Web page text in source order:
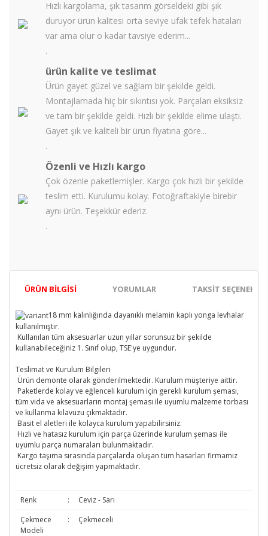
Hızlı kargolama, şık tasarım görseldeki gibi şık
duruyor ürün kalitesi orta seviye ufak tefek hataları
var ama olur o kadar tavsiye ederim...
.
ürün kalite ve teslimat
Ürün gayet güzel ve sağlam bir şekilde geldi.
Montajlamada hiç bir sıkıntısı yok. Parçaları eksiksiz
ve tam bir şekilde geldi. Hızlı bir şekilde elime ulaştı.
Gayet şık ve kaliteli bir ürün fiyatına göre...
.
Özenli ve Hızlı kargo
Çok özenle paketlemişler. Kargo çok hızlı bir şekilde
teslim etti. Kurulumu kolay. Fotoğraftakiyle birebir
aynı ürün. Teşekkür ederiz.
.
ÜRÜN BILGISI YORUMLAR TAKSIT
18 mm kalınlığında dayanıklı melamin kaplı yonga levhalar
kullanılmıştır.
Kullanılan tüm aksesuarlar uzun yıllar sorunsuz bir şekilde
kullanabileceğiniz 1. Sınıf olup, TSE'ye uygundur.
Teslimat ve Kurulum Bilgileri
Ürün demonte olarak gönderilmektedir. Kurulum müşteriye aittir.
Paketlerde kolay ve eğlenceli kurulum için gerekli kurulum şeması,
tüm vida ve aksesuarların montaj şeması ile uyumlu malzeme torbası
ve kullanma kılavuzu çıkmaktadır.
Basit el aletleri ile kolayca kurulum yapabilirsiniz.
Hızlı ve hatasız kurulum için parça üzerinde kurulum şeması ile
uyumlu parça numaraları bulunmaktadır.
Kargo taşıma sırasında parçalarda oluşan tüm hasarları firmamız
ücretsiz olarak değişim yapmaktadır.
Renk :
Ceviz - Sarı
Çekmece
Modeli
: Çekmeceli